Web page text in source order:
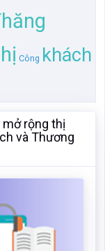
Công khách
rộng thị
và Thương